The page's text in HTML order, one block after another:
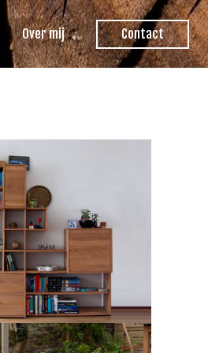
Over mij Contact